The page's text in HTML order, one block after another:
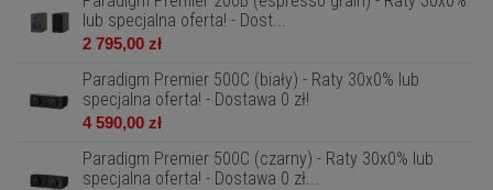
lub specjalna oferta! - Dost...
2 795,00 zł
Paradigm Premier 500C (biały) - Raty 30x0% lub
specjalna oferta! - Dostawa 0 zł!
4 590,00 zł
Paradigm Premier 500C (czarny) - Raty 30x0% lub
specjalna oferta! - Dostawa 0 zł...